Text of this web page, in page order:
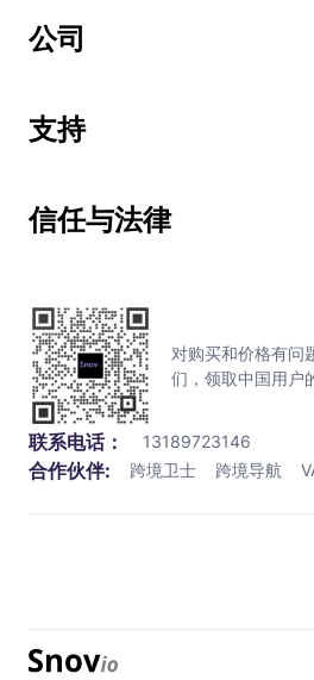
公司
支持
信任与法律
对购买和价格有问
们，领取中国用户
联系电话： 13189723146
合作伙伴: 跨境卫士 跨境导航